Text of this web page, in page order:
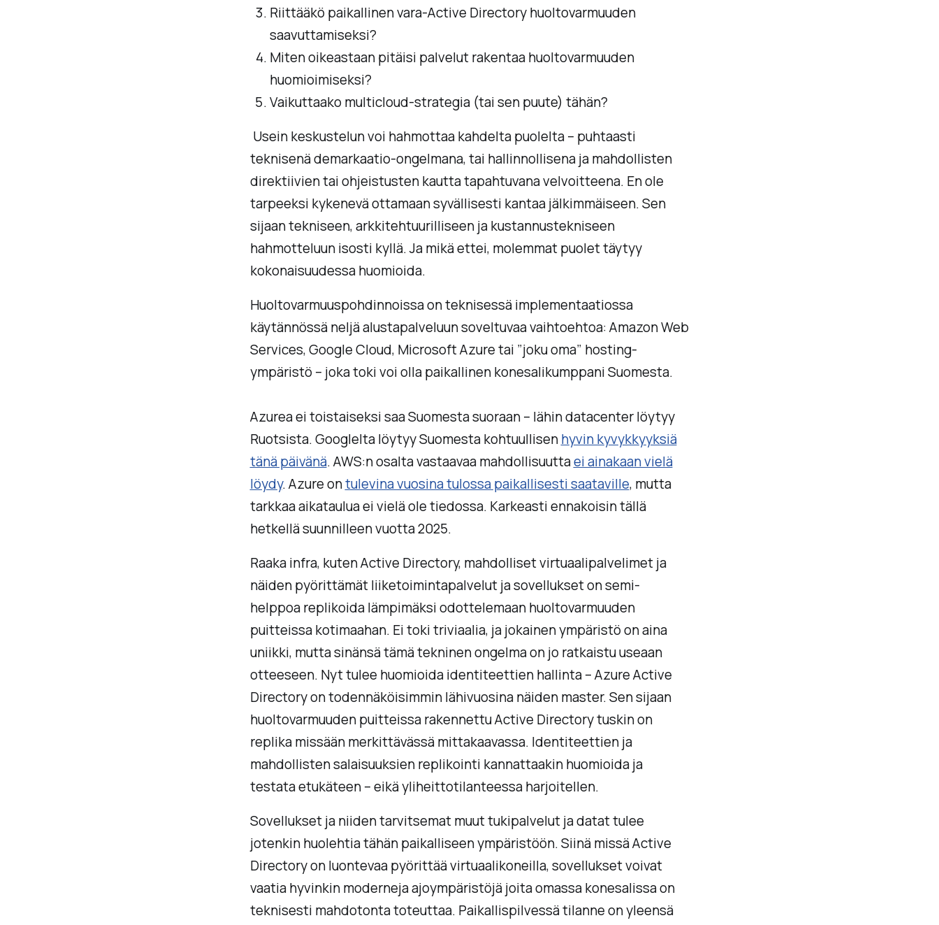
Riittääkö paikallinen vara-Active Directory huoltovarmuuden
saavuttamiseksi?
Miten oikeastaan pitäisi palvelut rakentaa huoltovarmuuden
huomioimiseksi?
Vaikuttaako multicloud-strategia (tai sen puute) tähän?
Usein keskustelun voi hahmottaa kahdelta puolelta – puhtaasti
teknisenä demarkaatio-ongelmana, tai hallinnollisena ja mahdollisten
direktiivien tai ohjeistusten kautta tapahtuvana velvoitteena. En ole
tarpeeksi kykenevä ottamaan syvällisesti kantaa jälkimmäiseen. Sen
sijaan tekniseen, arkkitehtuurilliseen ja kustannustekniseen
hahmotteluun isosti kyllä. Ja mikä ettei, molemmat puolet täytyy
kokonaisuudessa huomioida.
Huoltovarmuuspohdinnoissa on teknisessä implementaatiossa
käytännössä neljä alustapalveluun soveltuvaa vaihtoehtoa: Amazon Web
Services, Google Cloud, Microsoft Azure tai ”joku oma” hosting-
ympäristö – joka toki voi olla paikallinen konesalikumppani Suomesta.
Azurea ei toistaiseksi saa Suomesta suoraan – lähin datacenter löytyy
Ruotsista. Googlelta löytyy Suomesta kohtuullisenhyvin kyvykkyyksiä
tänä päivänä. AWS:n osalta vastaavaa mahdollisuuttaei ainakaan vielä
löydy. Azure ontulevina vuosina tulossa paikallisesti saataville, mutta
tarkkaa aikataulua ei vielä ole tiedossa. Karkeasti ennakoisin tällä
hetkellä suunnilleen vuotta 2025.
Raaka infra, kuten Active Directory, mahdolliset virtuaalipalvelimet ja
näiden pyörittämät liiketoimintapalvelut ja sovellukset on semi-
helppoa replikoida lämpimäksi odottelemaan huoltovarmuuden
puitteissa kotimaahan. Ei toki triviaalia, ja jokainen ympäristö on aina
uniikki, mutta sinänsä tämä tekninen ongelma on jo ratkaistu useaan
otteeseen. Nyt tulee huomioida identiteettien hallinta – Azure Active
Directory on todennäköisimmin lähivuosina näiden master. Sen sijaan
huoltovarmuuden puitteissa rakennettu Active Directory tuskin on
replika missään merkittävässä mittakaavassa. Identiteettien ja
mahdollisten salaisuuksien replikointi kannattaakin huomioida ja
testata etukäteen – eikä yliheittotilanteessa harjoitellen.
Sovellukset ja niiden tarvitsemat muut tukipalvelut ja datat tulee
jotenkin huolehtia tähän paikalliseen ympäristöön. Siinä missä Active
Directory on luontevaa pyörittää virtuaalikoneilla, sovellukset voivat
vaatia hyvinkin moderneja ajoympäristöjä joita omassa konesalissa on
teknisesti mahdotonta toteuttaa. Paikallispilvessä tilanne on yleensä